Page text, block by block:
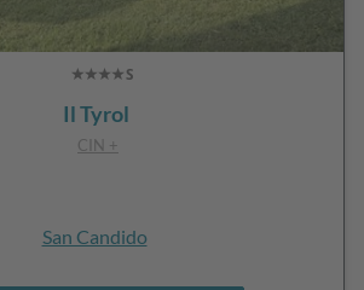
Il Tyrol
CIN +
San Candido